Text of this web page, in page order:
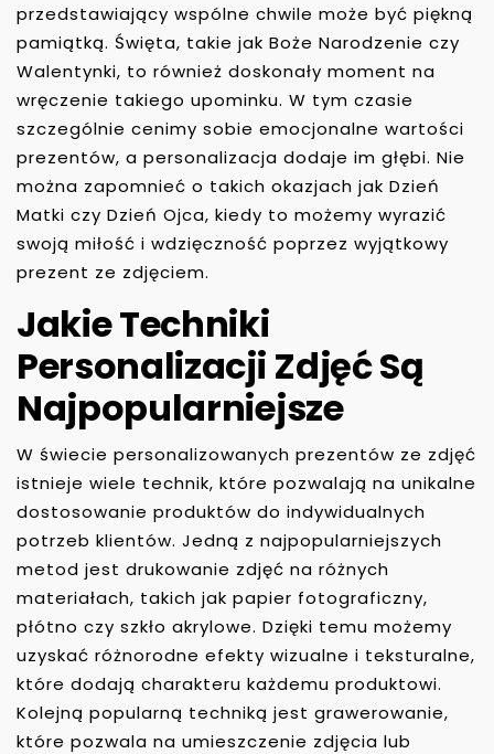
przedstawiający wspólne chwile może być piękną
pamiątką. Święta, takie jak Boże Narodzenie czy
Walentynki, to również doskonały moment na
wręczenie takiego upominku. W tym czasie
szczególnie cenimy sobie emocjonalne wartości
prezentów, a personalizacja dodaje im głębi. Nie
można zapomnieć o takich okazjach jak Dzień
Matki czy Dzień Ojca, kiedy to możemy wyrazić
swoją miłość i wdzięczność poprzez wyjątkowy
prezent ze zdjęciem.
Jakie Techniki
Personalizacji Zdjęć Są
Najpopularniejsze
W świecie personalizowanych prezentów ze zdjęć
istnieje wiele technik, które pozwalają na unikalne
dostosowanie produktów do indywidualnych
potrzeb klientów. Jedną z najpopularniejszych
metod jest drukowanie zdjęć na różnych
materiałach, takich jak papier fotograficzny,
płótno czy szkło akrylowe. Dzięki temu możemy
uzyskać różnorodne efekty wizualne i teksturalne,
które dodają charakteru każdemu produktowi.
Kolejną popularną techniką jest grawerowanie,
które pozwala na umieszczenie zdjęcia lub